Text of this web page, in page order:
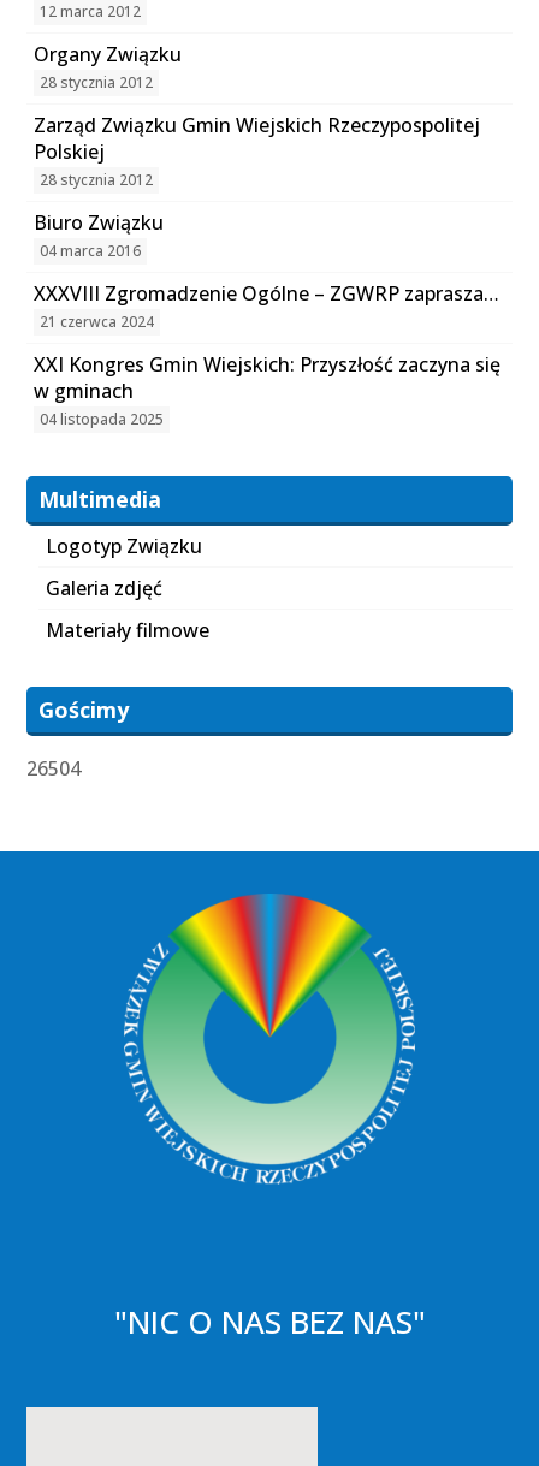
12 marca 2012
Organy Związku
28 stycznia 2012
Zarząd Związku Gmin Wiejskich Rzeczypospolitej
Polskiej
28 stycznia 2012
Biuro Związku
04 marca 2016
XXXVIII Zgromadzenie Ogólne – ZGWRP zaprasza…
21 czerwca 2024
XXI Kongres Gmin Wiejskich: Przyszłość zaczyna się
w gminach
04 listopada 2025
Multimedia
Logotyp Związku
Galeria zdjęć
Materiały filmowe
Gościmy
26504
"NIC O NAS BEZ NAS"